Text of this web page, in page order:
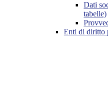
Dati
tabelle)
Enti di diritto